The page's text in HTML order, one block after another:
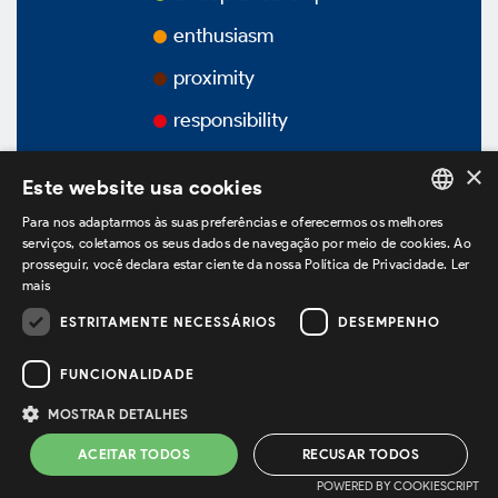
Videos
Podcasts
Corporate Governance
Overview
Bylaws
enthusiasm
proximity
responsibility
we are on LinkedIn
Powered by MZ
PORTUGUESE
×
Este website usa cookies
Para nos adaptarmos às suas preferências e oferecermos os melhores
serviços, coletamos os seus dados de navegação por meio de cookies. Ao
prosseguir, você declara estar ciente da nossa Política de Privacidade. Ler
mais
ESTRITAMENTE NECESSÁRIOS DESEMPENHO
FUNCIONALIDADE
MOSTRAR DETALHES
ACEITAR TODOS RECUSAR TODOS
POWERED BY COOKIESCRIPT